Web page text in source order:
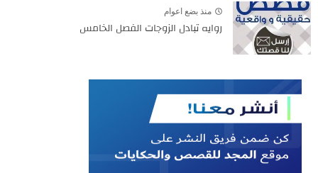
منذ بضع اعوام
روايه تبادل الزوجات الفصل الخامس